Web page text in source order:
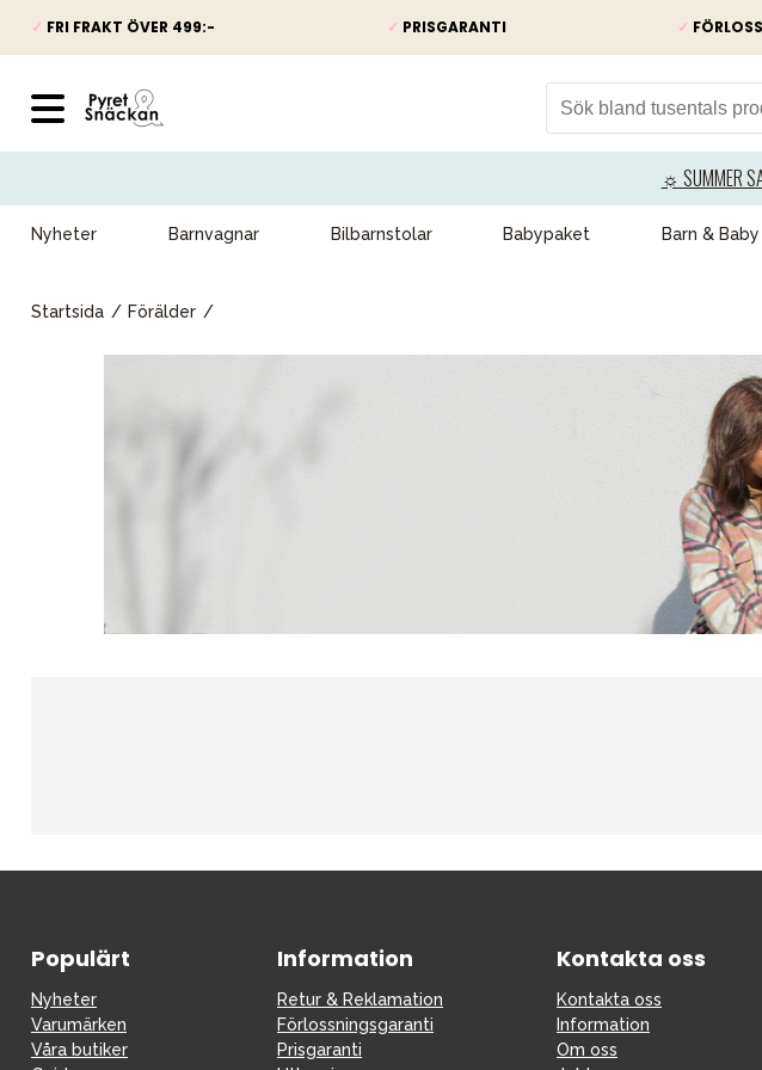
✓ FRI FRAKT ÖVER 499:- ✓ PRISGARANTI ✓
☼ SUMMER
Nyheter Barnvagnar Bilbarnstolar Babypaket Barn & Baby
Startsida Förälder
Populärt
Nyheter
Varumärken
Våra butiker
Information
Retur & Reklamation
Förlossningsgaranti
Prisgaranti
Kontakta oss
Kontakta oss
Information
Om oss
Babypaket